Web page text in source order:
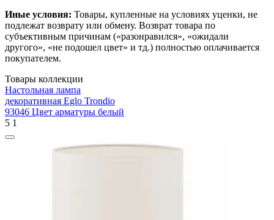
Иные условия: Товары, купленные на условиях уценки, не
подлежат возврату или обмену. Возврат товара по
субъективным причинам («разонравился», «ожидали
другого», «не подошел цвет» и тд.) полностью оплачивается
покупателем.
Товары коллекции
Настольная лампа
декоративная Eglo Trondio
93046 Цвет арматуры белый
5 1